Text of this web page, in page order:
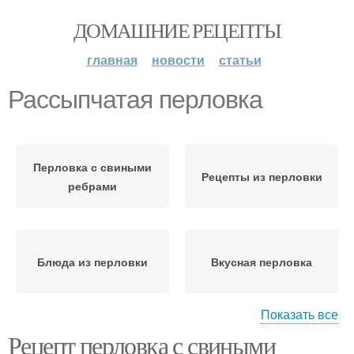
ДОМАШНИЕ РЕЦЕПТЫ
главная новости статьи
Рассыпчатая перловка
Перловка с свиными
ребрами
Рецепты из перловки
Блюда из перловки Вкусная перловка
предварительным
Показать все
Рецепт перловка с свиными